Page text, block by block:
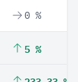
0 %
5 %